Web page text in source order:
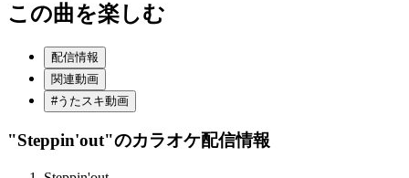
この曲を楽しむ
配信情報
関連動画
#うたスキ動画
"Steppin'out"のカラオケ配信情報